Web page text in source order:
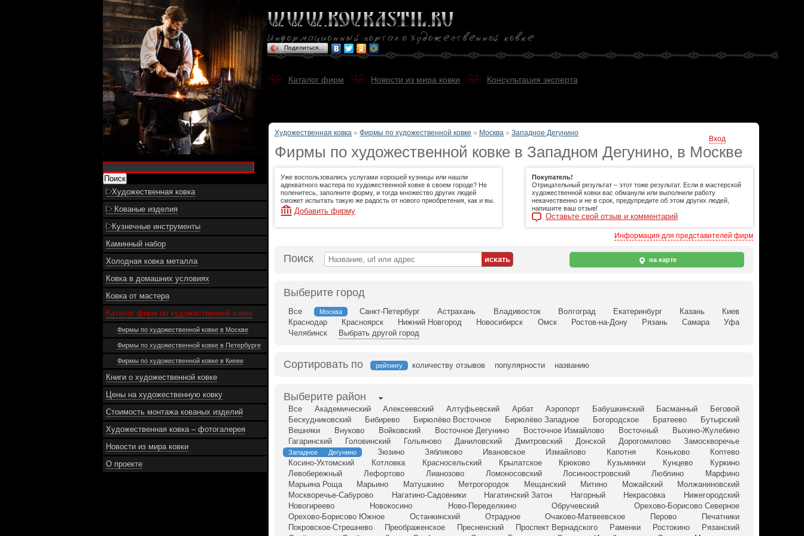
Художественная ковка
Кованые изделия
Кузнечные инструменты
Каминный набор
Холодная ковка металла
Ковка в домашних условиях
Ковка от мастера
Каталог фирм по художественной ковке
Фирмы по художественной ковке в Москве
Фирмы по художественной ковке в Петербурге
Фирмы по художественной ковке в Киеве
Книги о художественной ковке
Цены на художественную ковку
Стоимость монтажа кованых изделий
Художественная ковка – фотогалерея
Новости из мира ковки
О проекте
Поделиться…
Каталог фирм Новости из мира ковки Консультация эксперта
Художественная ковка » Фирмы по художественной ковке » Москва » Западное Дегунино
Вход
Фирмы по художественной ковке в Западном Дегунино, в Москве
Уже воспользовались услугами хорошей кузницы или нашли
адекватного мастера по художественной ковке в своем городе? Не
поленитесь, заполните форму, и тогда множество других людей
сможет испытать такую же радость от нового приобретения, как и вы.
Добавить фирму
Покупатель!
Отрицательный результат – этот тоже результат. Если в мастерской
художественной ковки вас обманули или выполнили работу
некачественно и не в срок, предупредите об этом других людей,
напишите ваш отзыв!
Оставьте свой отзыв и комментарий
Информация для представителей фирм
Поиск на карте
Выберите город
Все Москва Санкт-Петербург Астрахань Владивосток Волгоград Екатеринбург Казань
Киев
Краснодар
Красноярск Нижний Новгород Новосибирск Омск Ростов-на-Дону Рязань Самара
Уфа
Челябинск
Выбрать другой город
Сортировать по рейтингу количеству отзывов популярности названию
Выберите район
Все Академический Алексеевский Алтуфьевский Арбат Аэропорт Бабушкинский Басманный
Беговой
Бескудниковский
Бибирево Бирюлёво Восточное Бирюлёво Западное Богородское Братеево
Бутырский
Вешняки
Внуково Войковский Восточное Дегунино Восточное Измайлово Восточный
Выхино-Жулебино
Гагаринский
Головинский Гольяново Даниловский Дмитровский Донской Дорогомилово Замоскворечье
Западное Дегунино Зюзино Зябликово Ивановское Измайлово Капотня Коньково
Коптево
Косино-Ухтомский
Котловка Красносельский Крылатское Крюково Кузьминки Кунцево
Куркино
Левобережный
Лефортово Лианозово Ломоносовский Лосиноостровский Люблино
Марфино
Марьина Роща
Марьино Матушкино Метрогородок Мещанский Митино Можайский
Молжаниновский
Москворечье-Сабурово
Нагатино-Садовники Нагатинский Затон Нагорный Некрасовка
Нижегородский
Новогиреево
Новокосино Ново-Переделкино Обручевский
Орехово-Борисово Северное
Орехово-Борисово Южное
Останкинский Отрадное Очаково-Матвеевское Перово
Печатники
Покровское-Стрешнево
Преображенское Пресненский Проспект Вернадского Раменки Ростокино
Рязанский